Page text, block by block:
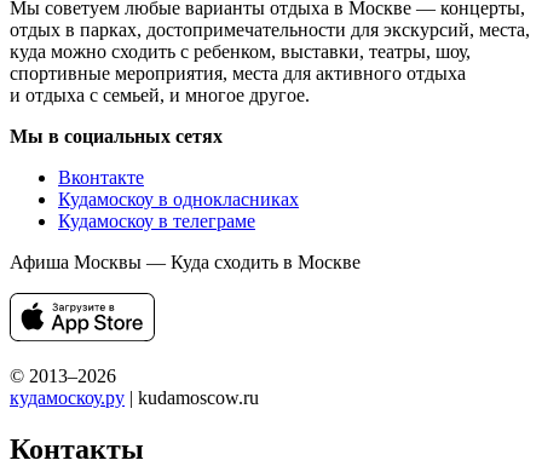
Мы советуем любые варианты отдыха в Москве — концерты,
отдых в парках, достопримечательности для экскурсий, места,
куда можно сходить с ребенком, выставки, театры, шоу,
спортивные мероприятия, места для активного отдыха
и отдыха с семьей, и многое другое.
Мы в социальных сетях
Вконтакте
Кудамоскоу в однокласниках
Кудамоскоу в телеграме
Афиша Москвы — Куда сходить в Москве
© 2013–2026
кудамоскоу.ру | kudamoscow.ru
Контакты